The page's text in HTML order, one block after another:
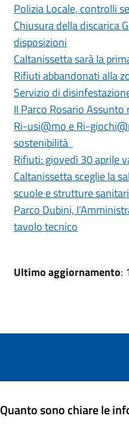
Polizia Locale, controlli
Chiusura della discarica
disposizioni
Caltanissetta sarà la
Rifiuti abbandonati alla
Servizio di
Il Parco Rosario
Ri-usi@mo e Ri-
sostenibilità
Rifiuti: giovedì 30 aprile
Caltanissetta sceglie la
scuole e strutture
Parco Dubini,
tavolo tecnico
Ultimo aggiornamento:
Quanto sono chiare le